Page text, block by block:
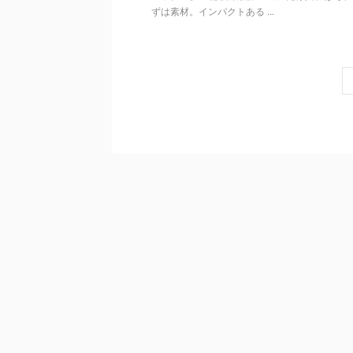
ずは素材。インパクトある ...